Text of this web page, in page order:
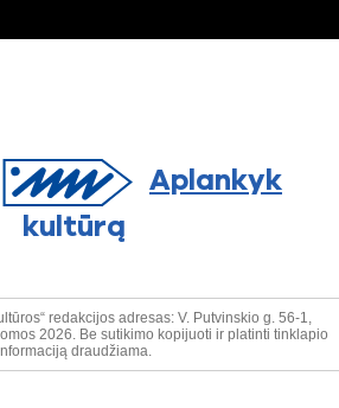
Aplankyk
kultūrą
redakcijos adresas: V. Putvinskio g. 56-1,
2026. Be sutikimo kopijuoti ir platinti tinklapio
draudžiama.